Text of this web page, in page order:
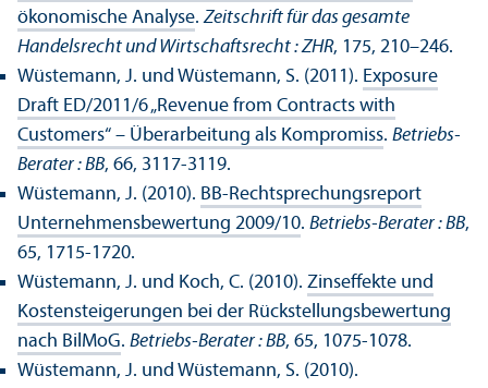
ökonomische Analyse.Zeitschrift für das gesamte
Handels­recht und Wirtschafts­recht : ZHR, 175, 210–246.
Wüstemann, J. und Wüstemann, S. (2011). Exposure
Draft ED/2011/6 „Revenue from Contracts with
Customers“ – Über­arbeitung als Kompromiss. Betriebs-
Berater : BB, 66, 3117-3119.
Wüstemann, J. (2010). BB-Rechts­prechungs­report
Unter­nehmens­bewertung 2009/10. Betriebs-Berater : BB,
65, 1715-1720.
Wüstemann, J. und Koch, C. (2010). Zinseffekte und
Kostensteigerungen bei der Rückstellungs­bewertung
nach BilMoG. Betriebs-Berater : BB, 65, 1075-1078.
Wüstemann, J. und Wüstemann, S. (2010).